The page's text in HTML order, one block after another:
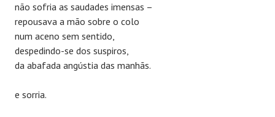
não sofria as saudades imensas –
repousava a mão sobre o colo
num aceno sem sentido,
despedindo-se dos suspiros,
da abafada angústia das manhãs.
e sorria.